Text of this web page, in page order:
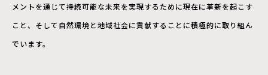
メントを通じて持続可能な未来を実現するために現在に革新を起こす
こと、そして自然環境と地域社会に貢献することに積極的に取り組ん
でいます。